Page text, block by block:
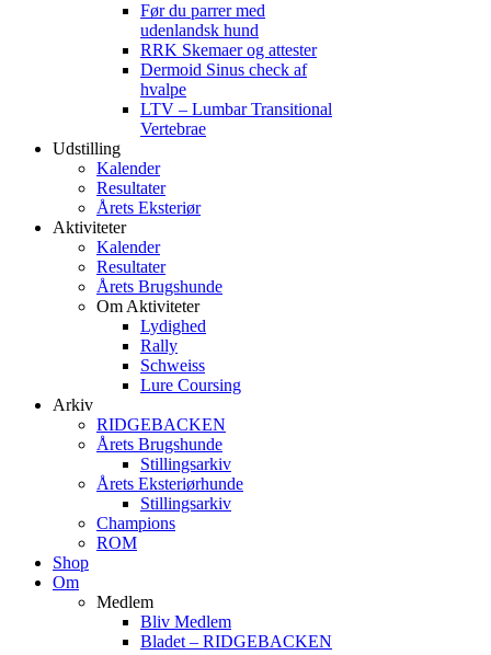
Før du parrer med
udenlandsk hund
RRK Skemaer og attester
Dermoid Sinus check af
hvalpe
LTV – Lumbar Transitional
Vertebrae
Udstilling
Kalender
Resultater
Årets Eksteriør
Aktiviteter
Kalender
Resultater
Årets Brugshunde
Om Aktiviteter
Lydighed
Rally
Schweiss
Lure Coursing
Arkiv
RIDGEBACKEN
Årets Brugshunde
Stillingsarkiv
Årets Eksteriørhunde
Stillingsarkiv
Champions
ROM
Shop
Om
Medlem
Bliv Medlem
Bladet – RIDGEBACKEN